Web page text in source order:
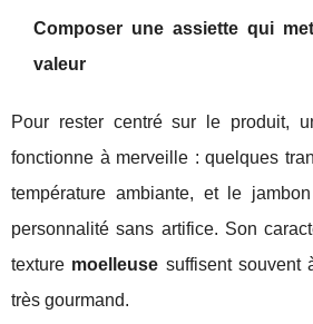
Composer une assiette qui
valeur
Pour rester centré sur le produit,
fonctionne à merveille : quelques
température ambiante, et le
personnalité sans artifice. Son
texture moelleuse suffisent souvent
très gourmand.